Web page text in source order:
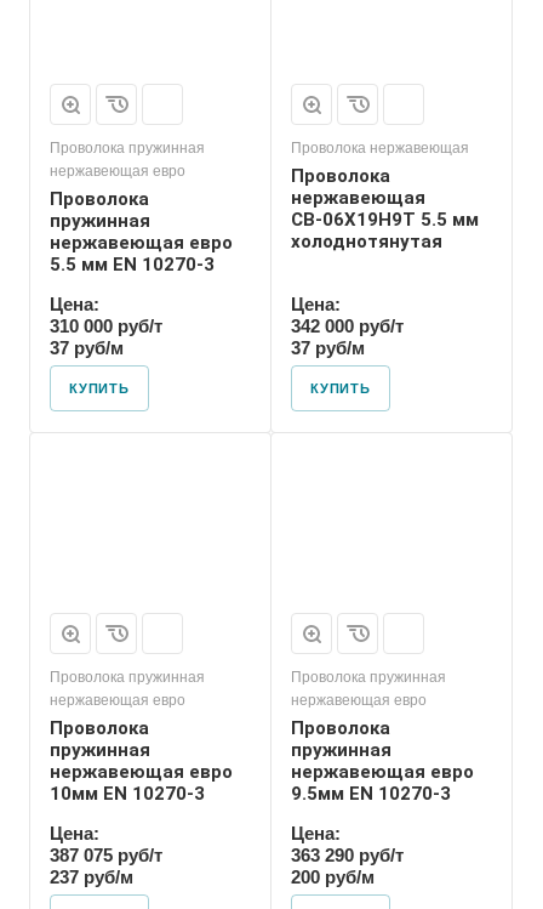
Проволока пружинная
нержавеющая евро
Проволока
пружинная
нержавеющая евро
5.5 мм EN 10270-3
Цена:
310 000 руб/т
37 руб/м
КУПИТЬ
Проволока нержавеющая
Проволока
нержавеющая
СВ-06Х19Н9Т 5.5 мм
холоднотянутая
Цена:
342 000 руб/т
37 руб/м
КУПИТЬ
Проволока пружинная
нержавеющая евро
Проволока
пружинная
нержавеющая евро
10мм EN 10270-3
Цена:
387 075 руб/т
237 руб/м
Проволока пружинная
нержавеющая евро
Проволока
пружинная
нержавеющая евро
9.5мм EN 10270-3
Цена:
363 290 руб/т
200 руб/м